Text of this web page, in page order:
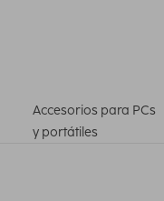
Accesorios para PCs
y portátiles